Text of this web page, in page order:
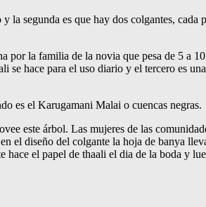
la segunda es que hay dos colgantes, cada
por la familia de la novia que pesa de 5 a
se hace para el uso diario y el tercero es
es el Karugamani Malai o cuencas negras.
este árbol. Las mujeres de las
el diseño del colgante la hoja de banya
el papel de thaali el dia de la boda y